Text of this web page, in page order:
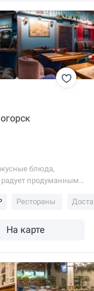
продуманным
Рестораны
На карте